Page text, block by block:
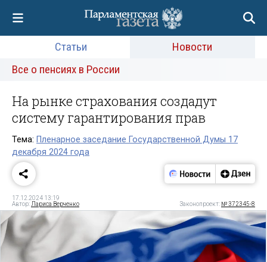
Статьи
Новости
Все о пенсиях в России
На рынке страхования создадут
систему гарантирования прав
Тема: Пленарное заседание Государственной Думы 17
декабря 2024 года
17.12.2024 13:19
Автор: Лариса Верченко Законопроект: № 372345-8